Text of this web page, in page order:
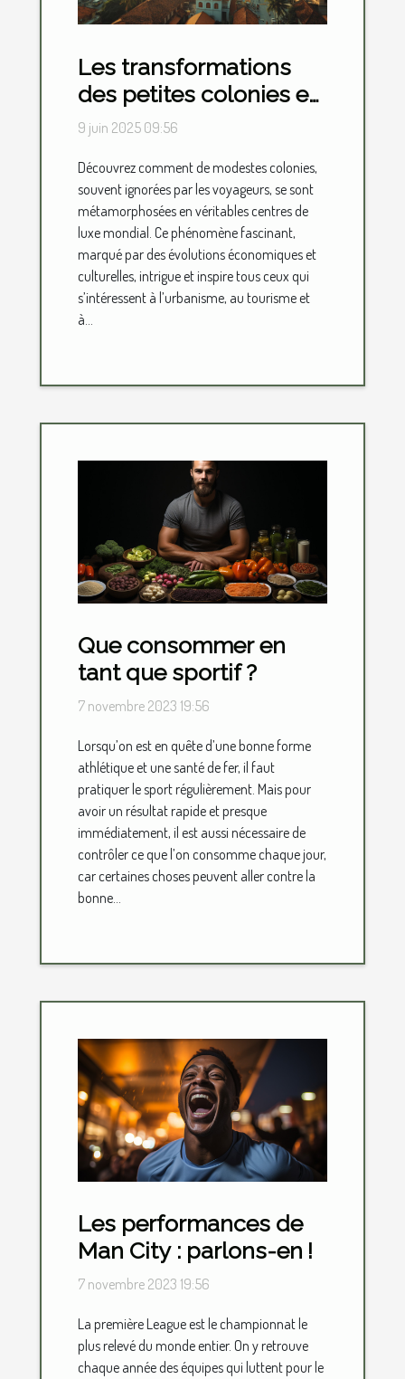
Les transformations
des petites colonies en
centres de luxe
9 juin 2025 09:56
Découvrez comment de modestes colonies,
souvent ignorées par les voyageurs, se sont
métamorphosées en véritables centres de
luxe mondial. Ce phénomène fascinant,
marqué par des évolutions économiques et
culturelles, intrigue et inspire tous ceux qui
s’intéressent à l’urbanisme, au tourisme et
à...
Que consommer en
tant que sportif ?
7 novembre 2023 19:56
Lorsqu’on est en quête d’une bonne forme
athlétique et une santé de fer, il faut
pratiquer le sport régulièrement. Mais pour
avoir un résultat rapide et presque
immédiatement, il est aussi nécessaire de
contrôler ce que l’on consomme chaque jour,
car certaines choses peuvent aller contre la
bonne...
Les performances de
Man City : parlons-en !
7 novembre 2023 19:56
La première League est le championnat le
plus relevé du monde entier. On y retrouve
chaque année des équipes qui luttent pour le